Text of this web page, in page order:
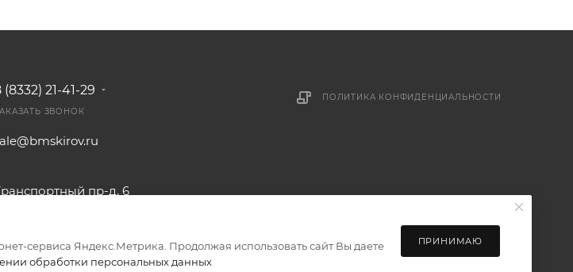
(8332) 21-41-29
ЗВОНОК
пр-д, 6
ПОЛИТИКА КОНФИДЕНЦИАЛЬНОСТИ
сервиса Яндекс.Метрика. Продолжая использовать сайт Вы даете
обработки персональных данных
ПРИНИМАЮ